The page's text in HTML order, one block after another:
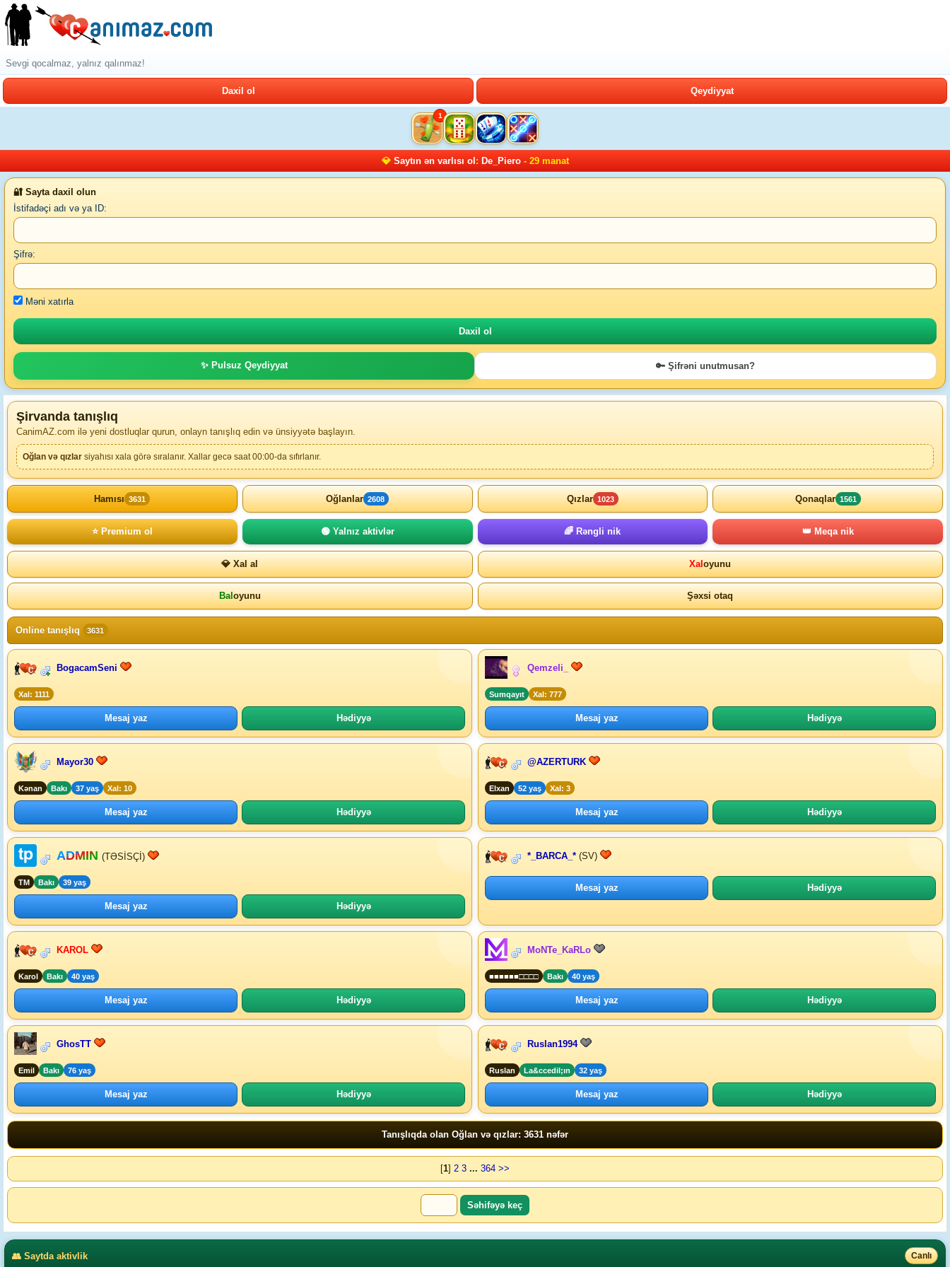
Sevgi qocalmaz, yalnız qalınmaz!
Daxil ol Qeydiyyat
1
💎 Saytın ən varlısı ol : De_Piero- 29 manat
🔐 Sayta daxil olun
İstifadəçi adı və ya ID:
Şifrə:
Məni xatırla
✨ Pulsuz Qeydiyyat 🔑 Şifrəni unutmusan?
Şirvanda tanışlıq
CanimAZ.com ilə yeni dostluqlar qurun, onlayn tanışlıq edin və ünsiyyətə başlayın.
Oğlan və qızlar siyahısı xala görə sıralanır. Xallar gecə saat 00:00-da sıfırlanır.
Hamısı 3631 Oğlanlar 2608 Qızlar 1023 Qonaqlar 1561
⭐ Premium ol 🟢 Yalnız aktivlər 🌈 Rəngli nik 👑 Meqa nik
💎 Xal al Xaloyunu
Baloyunu Şəxsi otaq
Online tanışlıq 3631
BogacamSeni
Xal: 1111
Mesaj yaz Hədiyyə
Qemzeli_
Sumqayıt Xal: 777
Mesaj yaz Hədiyyə
Mayor30
Kənan Bakı 37 yaş Xal: 10
Mesaj yaz Hədiyyə
@AZERTURK
Elxan 52 yaş Xal: 3
Mesaj yaz Hədiyyə
ADMIN (TƏSİSÇİ)
TM Bakı 39 yaş
Mesaj yaz Hədiyyə
*_BARCA_* (SV)
Mesaj yaz Hədiyyə
KAROL
Karol Bakı 40 yaş
Mesaj yaz Hədiyyə
MoNTe_KaRLo
■■■■■■□□□□ Bakı 40 yaş
Mesaj yaz Hədiyyə
GhosTT
Emil Bakı 76 yaş
Mesaj yaz Hədiyyə
Ruslan1994
Ruslan La&ccedil;ın 32 yaş
Mesaj yaz Hədiyyə
Tanışlıqda olan Oğlan və qızlar: 3631 nəfər
[1] 2 3 ... 364 >>
👥 Saytda aktivlik Canlı